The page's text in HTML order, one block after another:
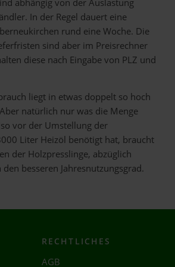
abhängig von der Auslastung
In der Regel dauert eine
rund eine Woche. Die
sind aber im Preisrechner
diese nach Eingabe von PLZ und
liegt in etwas doppelt so hoch
natürlich nur was die Menge
vor der Umstellung der
Liter Heizöl benötigt hat, braucht
der Holzpresslinge, abzüglich
besseren Jahresnutzungsgrad.
RECHTLICHES
AGB